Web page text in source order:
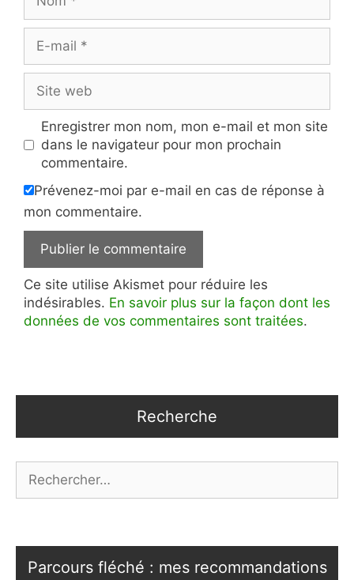
mail
web
Enregistrer mon nom, mon e-mail et mon site
dans le navigateur pour mon prochain
commentaire.
Prévenez-moi par e-mail en cas de réponse à
mon commentaire.
Ce site utilise Akismet pour réduire les
indésirables. En savoir plus sur la façon dont les
données de vos commentaires sont traitées.
Recherche
Parcours fléché : mes recommandations